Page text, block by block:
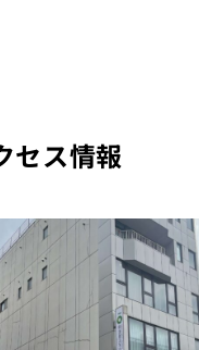
セス情報